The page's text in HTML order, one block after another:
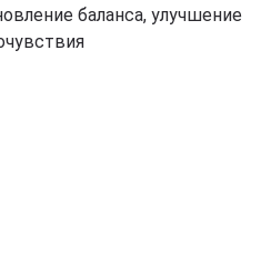
баланса, улучшение